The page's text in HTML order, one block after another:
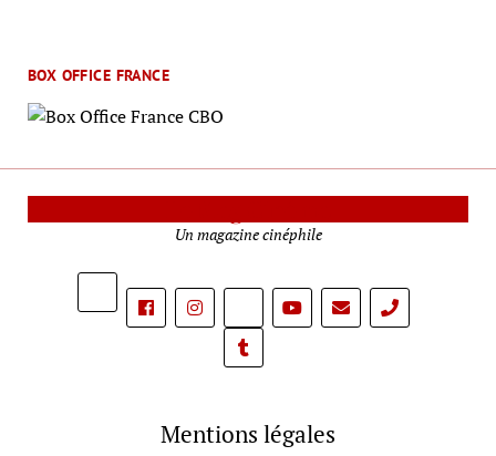
BOX OFFICE FRANCE
Un magazine cinéphile
phone
Mentions légales